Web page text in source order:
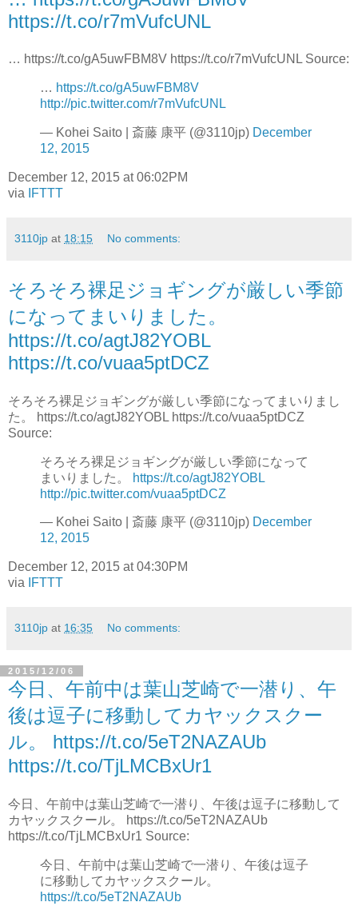
https://t.co/r7mVufcUNL
… https://t.co/gA5uwFBM8V https://t.co/r7mVufcUNL Source:
… https://t.co/gA5uwFBM8V
http://pic.twitter.com/r7mVufcUNL
— Kohei Saito | 斎藤 康平 (@3110jp) December
12, 2015
December 12, 2015 at 06:02PM
via
IFTTT
3110jp at 18:15 No comments:
そろそろ裸足ジョギングが厳しい季節
になってまいりました。
https://t.co/agtJ82YOBL
https://t.co/vuaa5ptDCZ
そろそろ裸足ジョギングが厳しい季節になってまいりまし
た。 https://t.co/agtJ82YOBL https://t.co/vuaa5ptDCZ
Source:
そろそろ裸足ジョギングが厳しい季節になって
まいりました。
https://t.co/agtJ82YOBL
http://pic.twitter.com/vuaa5ptDCZ
— Kohei Saito | 斎藤 康平 (@3110jp) December
12, 2015
December 12, 2015 at 04:30PM
via
IFTTT
3110jp at 16:35 No comments:
2015/12/06
今日、午前中は葉山芝崎で一潜り、午
後は逗子に移動してカヤックスクー
ル。 https://t.co/5eT2NAZAUb
https://t.co/TjLMCBxUr1
今日、午前中は葉山芝崎で一潜り、午後は逗子に移動して
カヤックスクール。 https://t.co/5eT2NAZAUb
https://t.co/TjLMCBxUr1 Source:
今日、午前中は葉山芝崎で一潜り、午後は逗子
に移動してカヤックスクール。
https://t.co/5eT2NAZAUb